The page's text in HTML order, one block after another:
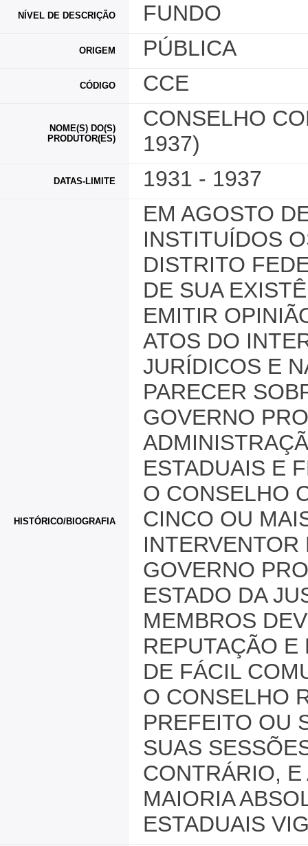
NÍVEL DE DESCRIÇÃO FUNDO
ORIGEM PÚBLICA
CÓDIGO CCE
NOME(S) DO(S)
PRODUTOR(ES)
CONSELHO
1937)
DATAS-LIMITE 1931 - 1937
HISTÓRICO/BIOGRAFIA
EM AGOSTO
INSTITUÍDOS
DISTRITO
DE SUA
EMITIR
ATOS DO
JURÍDICOS E
PARECER
GOVERNO
ESTADUAIS E
O CONSELHO
CINCO OU
GOVERNO
ESTADO DA
MEMBROS
REPUTAÇÃO
DE FÁCIL
O CONSELHO
PREFEITO OU
SUAS
CONTRÁRIO,
MAIORIA
ESTADUAIS